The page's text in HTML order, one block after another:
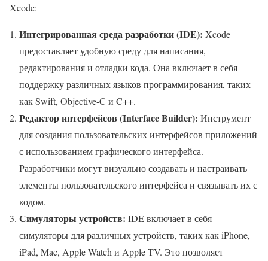
Xcode:
Интегрированная среда разработки (IDE): Xcode
предоставляет удобную среду для написания,
редактирования и отладки кода. Она включает в себя
поддержку различных языков программирования, таких
как Swift, Objective-C и C++.
Редактор интерфейсов (Interface Builder): Инструмент
для создания пользовательских интерфейсов приложений
с использованием графического интерфейса.
Разработчики могут визуально создавать и настраивать
элементы пользовательского интерфейса и связывать их с
кодом.
Симуляторы устройств: IDE включает в себя
симуляторы для различных устройств, таких как iPhone,
iPad, Mac, Apple Watch и Apple TV. Это позволяет